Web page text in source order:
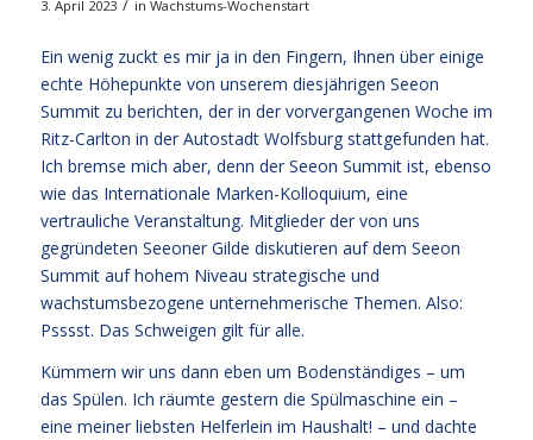
3. April 2023 / in Wachstums-Wochenstart
Ein wenig zuckt es mir ja in den Fingern, Ihnen über einige
echte Höhepunkte von unserem diesjährigen Seeon
Summit zu berichten, der in der vorvergangenen Woche im
Ritz-Carlton in der Autostadt Wolfsburg stattgefunden hat.
Ich bremse mich aber, denn der Seeon Summit ist, ebenso
wie das Internationale Marken-Kolloquium, eine
vertrauliche Veranstaltung. Mitglieder der von uns
gegründeten Seeoner Gilde diskutieren auf dem Seeon
Summit auf hohem Niveau strategische und
wachstumsbezogene unternehmerische Themen. Also:
Psssst. Das Schweigen gilt für alle.
Kümmern wir uns dann eben um Bodenständiges – um
das Spülen. Ich räumte gestern die Spülmaschine ein –
eine meiner liebsten Helferlein im Haushalt! – und dachte